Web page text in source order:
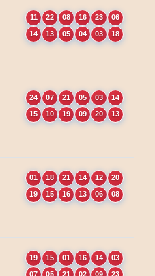
11 22 08 16 23
06
14
13 05 04 03 18
24 07 21 05 03
14
15
10 19 09 20 13
01 18 21 14 12
20
19
15 16 13 06 08
19 15 01 16 14
03
07
05 21 02 09 23